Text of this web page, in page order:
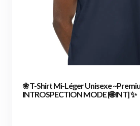
❀ T-Shirt Mi-Léger Unisexe
INTROSPECTION MODE [🌐 INT] ✨